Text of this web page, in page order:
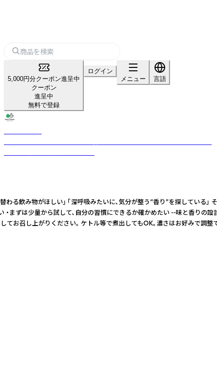
5,000円分クーポン進呈中
クーポン
進呈中
無料で登録
ログイン
メニュー
言語
飲み物がほしい」 「深呼吸みたいに、気分が整う“香り”を探し
ずは少量から試して、自分の習慣にできるか確かめたい --味と香
上がりください。 ケトル等で煮出してもOK。濃さはお好みで調